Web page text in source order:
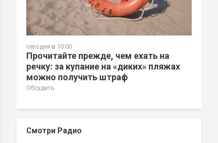
сегодня в 10:00
Прочитайте прежде, чем ехать на
речку: за купание на «диких» пляжах
можно получить штраф
Обсудить
Смотри Радио